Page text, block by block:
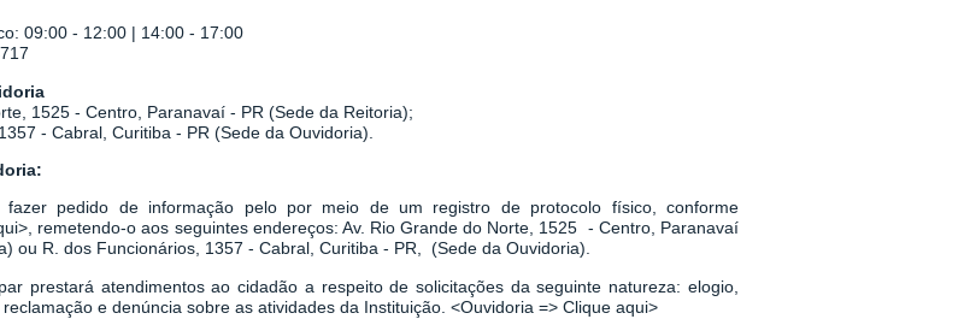
09:00 - 12:00 | 14:00 - 17:00
1525 - Centro, Paranavaí - PR (Sede da Reitoria);
- Cabral, Curitiba - PR (Sede da Ouvidoria).
fazer pedido de informação pelo por meio de um registro de protocolo físico, conforme
>, remetendo-o aos seguintes endereços: Av. Rio Grande do Norte, 1525 - Centro, Paranavaí
ou R. dos Funcionários, 1357 - Cabral, Curitiba - PR, (Sede da Ouvidoria).
prestará atendimentos ao cidadão a respeito de solicitações da seguinte natureza: elogio,
e denúncia sobre as atividades da Instituição. <Ouvidoria => Clique aqui>